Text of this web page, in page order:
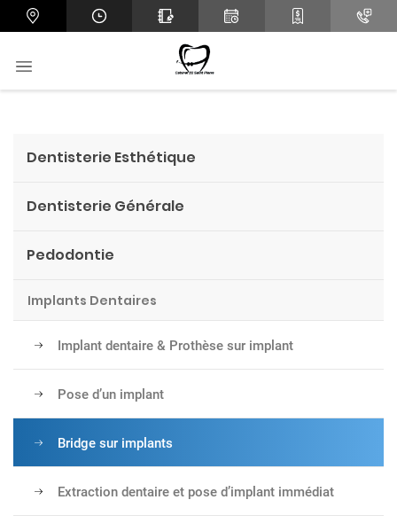
Dentisterie Esthétique
Dentisterie Générale
Pedodontie
Implants Dentaires
Implant dentaire & Prothèse sur implant
Pose d’un implant
Bridge sur implants
Extraction dentaire et pose d’implant immédiat